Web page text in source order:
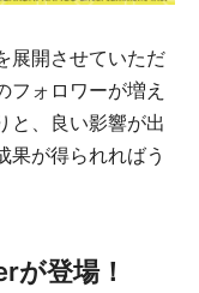
展開させていただ
フォロワーが増え
と、良い影響が出
果が得られればう
が登場！